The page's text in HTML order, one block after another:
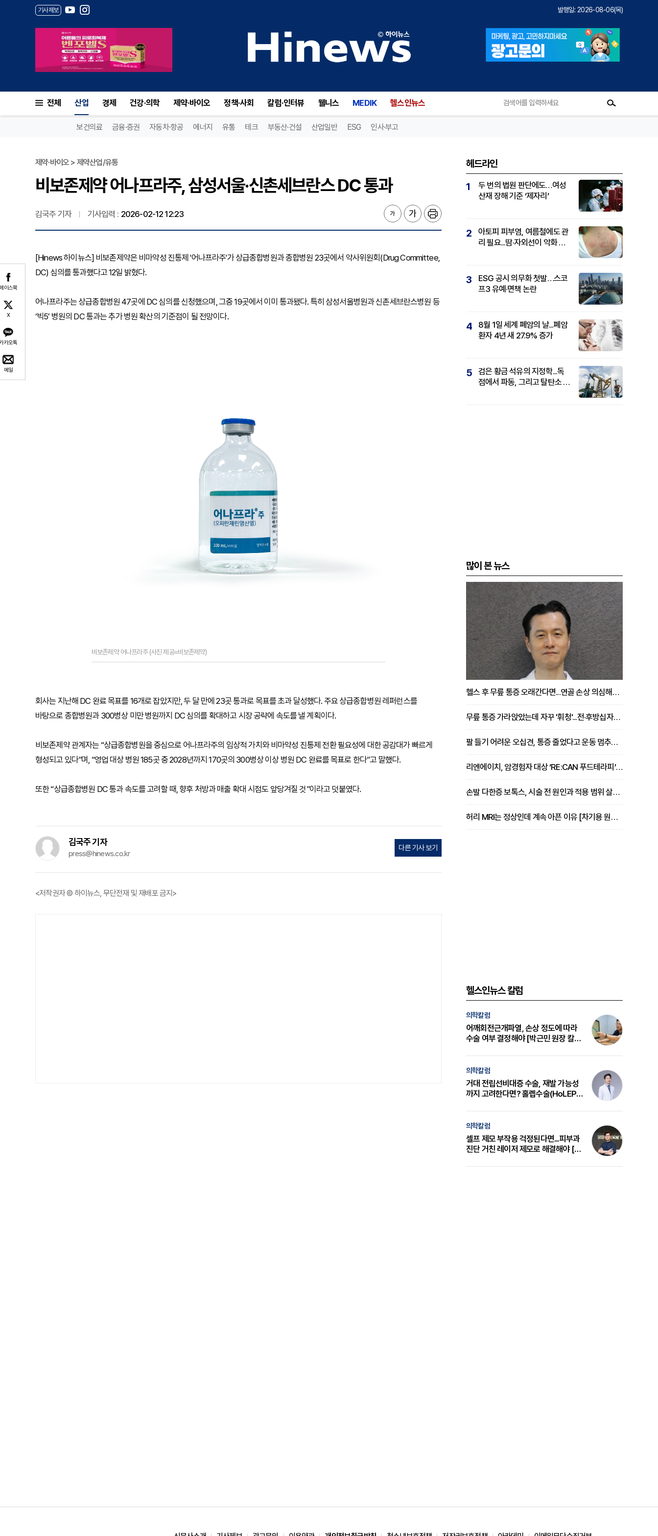
기사제보 발행일: 2026-08-06(목)
전체 산업 경제 건강·의학 제약·바이오 정책·사회 칼럼·인터뷰 웰니스 MEDIK 헬스인뉴스
보건의료 금융·증권 자동차·항공 에너지 유통 테크 부동산·건설 산업일반 ESG 인사·부고
이스북
X
카오톡
메일
제약·바이오 > 제약산업/유통
비보존제약 어나프라주, 삼성서울·신촌세브란스 DC 통과
김국주 기자 기사입력 : 2026-02-12 12:23
[Hinews 하이뉴스] 비보존제약은 비마약성 진통제 '어나프라주'가 상급종합병원과 종합병원 23곳에서 약사위원회(Drug Committee,
DC) 심의를 통과했다고 12일 밝혔다.
어나프라주는 상급종합병원 47곳에 DC 심의를 신청했으며, 그중 19곳에서 이미 통과됐다. 특히 삼성서울병원과 신촌세브란스병원 등
‘빅5’ 병원의 DC 통과는 추가 병원 확산의 기준점이 될 전망이다.
비보존제약 어나프라주 (사진 제공=비보존제약)
회사는 지난해 DC 완료 목표를 16개로 잡았지만, 두 달 만에 23곳 통과로 목표를 초과 달성했다. 주요 상급종합병원 레퍼런스를
바탕으로 종합병원과 300병상 미만 병원까지 DC 심의를 확대하고 시장 공략에 속도를 낼 계획이다.
비보존제약 관계자는 “상급종합병원을 중심으로 어나프라주의 임상적 가치와 비마약성 진통제 전환 필요성에 대한 공감대가 빠르게
형성되고 있다”며, “영업 대상 병원 185곳 중 2028년까지 170곳의 300병상 이상 병원 DC 완료를 목표로 한다”고 말했다.
또한 “상급종합병원 DC 통과 속도를 고려할 때, 향후 처방과 매출 확대 시점도 앞당겨질 것”이라고 덧붙였다.
김국주 기자
press@hinews.co.kr
다른 기사 보기
<저작권자 © 하이뉴스, 무단전재 및 재배포 금지>
헤드라인
1
두 번의 법원 판단에도…여성
산재 장해 기준 ‘제자리’
2
아토피 피부염, 여름철에도 관
리 필요...땀·자외선이 악화 요
3
ESG 공시 의무화 첫발…스코
프3 유예·면책 논란
4
8월 1일 세계 폐암의 날...폐암
환자 4년 새 27.9% 증가
5
검은 황금 석유의 지정학...독
점에서 파동, 그리고 탈탄소 패
많이 본 뉴스
헬스 후 무릎 통증 오래간다면...연골 손상 의심해야 [김상범 원장 칼럼]
무릎 통증 가라앉았는데 자꾸 '휘청'...전·후방십자인대 파열 확인해야 [곽우경 원장 칼럼]
팔 들기 어려운 오십견, 통증 줄었다고 운동 멈추면 안 되는 이유 [이병욱 원장 칼럼]
리엔에이치, 암경험자 대상 ‘RE:CAN 푸드테라피’ 운영
손발 다한증 보톡스, 시술 전 원인과 적용 범위 살펴야 [강윤일 원장 칼럼]
허리 MRI는 정상인데 계속 아픈 이유 [차기용 원장 칼럼]
헬스인뉴스 칼럼
의학칼럼
어깨회전근개파열, 손상 정도에 따라
수술 여부 결정해야 [박근민 원장 칼
의학칼럼
거대 전립선비대증 수술, 재발 가능성
까지 고려한다면? 홀렙수술(HoLEP)
의학칼럼
셀프 제모 부작용 걱정된다면...피부과
진단 거친 레이저 제모로 해결해야 [변